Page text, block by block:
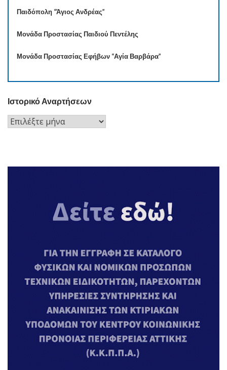
Παιδόπολη “Άγιος Ανδρέας”
Μονάδα Προστασίας Παιδιού Πεντέλης
Μονάδα Προστασίας Εφήβων “Αγία Βαρβάρα”
Ιστορικό Αναρτήσεων
Ιστορικό